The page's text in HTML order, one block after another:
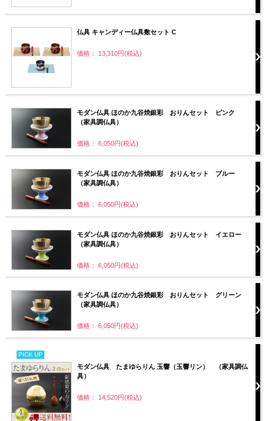
仏具 キャンディー仏具敷セット C
価格： 13,310円(税込)
モダン仏具 ほのか九谷焼銀彩 おりんセット ピンク
（家具調仏具）
価格： 6,050円(税込)
モダン仏具 ほのか九谷焼銀彩 おりんセット ブルー
（家具調仏具）
価格： 6,050円(税込)
モダン仏具 ほのか九谷焼銀彩 おりんセット イエロー
（家具調仏具）
価格： 6,050円(税込)
モダン仏具 ほのか九谷焼銀彩 おりんセット グリーン
（家具調仏具）
価格： 6,050円(税込)
PICK UP
モダン仏具 たまゆらりん 玉響（玉響リン） （家具調仏
具）
価格： 14,520円(税込)